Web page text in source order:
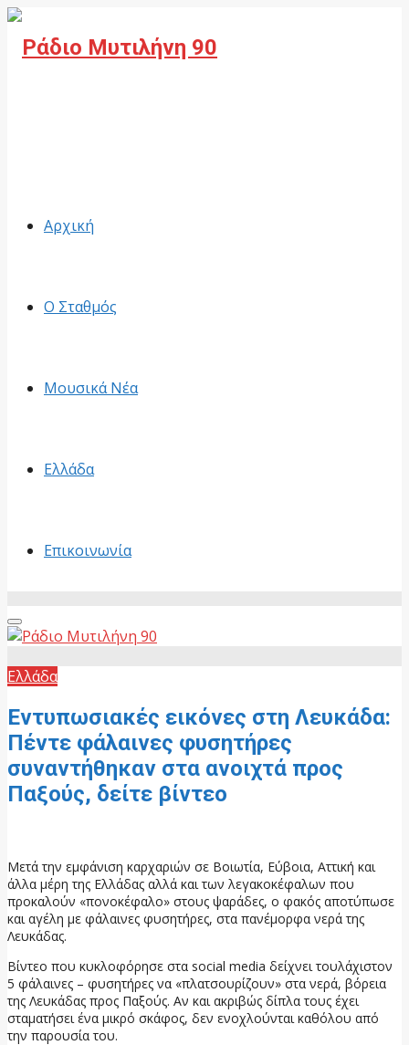
Αρχική
Ο Σταθμός
Μουσικά Νέα
Ελλάδα
Επικοινωνία
Primary
Menu
Ελλάδα
Εντυπωσιακές εικόνες στη Λευκάδα:
Πέντε φάλαινες φυσητήρες
συναντήθηκαν στα ανοιχτά προς
Παξούς, δείτε βίντεο
Μετά την εμφάνιση καρχαριών σε Βοιωτία, Εύβοια, Αττική και
άλλα μέρη της Ελλάδας αλλά και των λεγακοκέφαλων που
προκαλούν «πονοκέφαλο» στους ψαράδες, ο φακός αποτύπωσε
και αγέλη με φάλαινες φυσητήρες, στα πανέμορφα νερά της
Λευκάδας.
Βίντεο που κυκλοφόρησε στα social media δείχνει τουλάχιστον
5 φάλαινες – φυσητήρες να «πλατσουρίζουν» στα νερά, βόρεια
της Λευκάδας προς Παξούς. Αν και ακριβώς δίπλα τους έχει
σταματήσει ένα μικρό σκάφος, δεν ενοχλούνται καθόλου από
την παρουσία του.